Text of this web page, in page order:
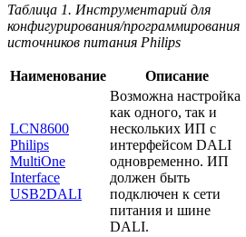
Таблица 1. Инструментарий для
конфигурирования/программирования
источников питания Philips
Наименование Описание
LCN8600
Philips
MultiOne
Interface
USB2DALI
Возможна настройка
как одного, так и
нескольких ИП с
интерфейсом DALI
одновременно. ИП
должен быть
подключен к сети
питания и шине
DALI.